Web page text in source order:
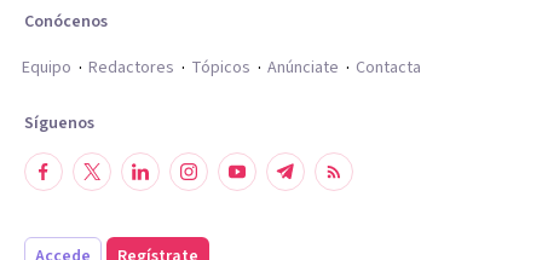
Conócenos
Equipo
Redactores Tópicos Anúnciate Contacta
Síguenos